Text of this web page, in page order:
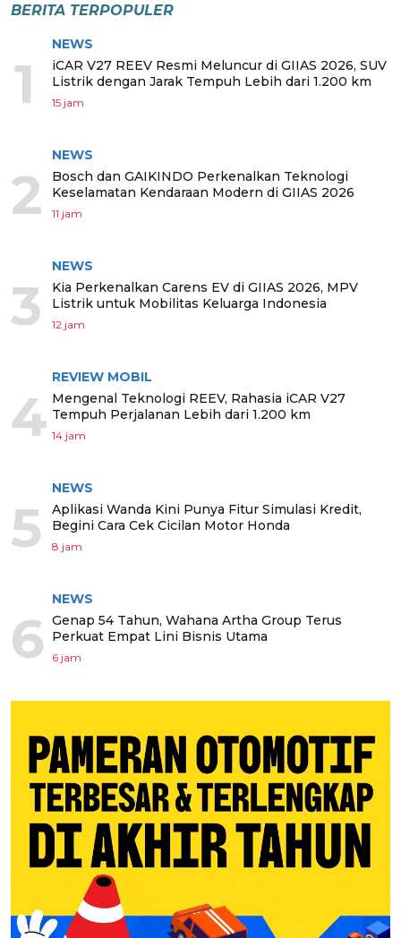
BERITA TERPOPULER
1
NEWS
iCAR V27 REEV Resmi Meluncur di GIIAS 2026, SUV
Listrik dengan Jarak Tempuh Lebih dari 1.200 km
15 jam
2
NEWS
Bosch dan GAIKINDO Perkenalkan Teknologi
Keselamatan Kendaraan Modern di GIIAS 2026
11 jam
3
NEWS
Kia Perkenalkan Carens EV di GIIAS 2026, MPV
Listrik untuk Mobilitas Keluarga Indonesia
12 jam
4
REVIEW MOBIL
Mengenal Teknologi REEV, Rahasia iCAR V27
Tempuh Perjalanan Lebih dari 1.200 km
14 jam
5
NEWS
Aplikasi Wanda Kini Punya Fitur Simulasi Kredit,
Begini Cara Cek Cicilan Motor Honda
8 jam
6
NEWS
Genap 54 Tahun, Wahana Artha Group Terus
Perkuat Empat Lini Bisnis Utama
6 jam